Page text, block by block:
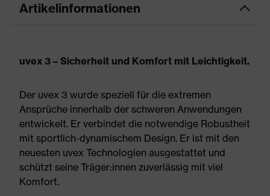
Artikelinformationen
uvex 3 – Sicherheit und Komfort mit Leichtigkeit.
Der uvex 3 wurde speziell für die extremen
Ansprüche innerhalb der schweren Anwendungen
entwickelt. Er verbindet die notwendige Robustheit
mit sportlich-dynamischem Design. Er ist mit den
neuesten uvex Technologien ausgestattet und
schützt seine Träger:innen zuverlässig mit viel
Komfort.